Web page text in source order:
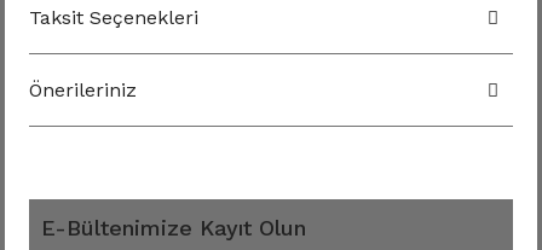
Taksit Seçenekleri
Önerileriniz
E-Bültenimize Kayıt Olun